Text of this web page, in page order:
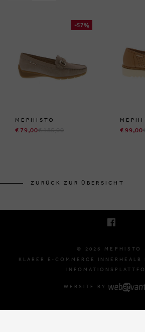
-57%
MEPHISTO
€ 79,00€ 185,00 € 99,00
ZURÜCK ZUR ÜBERSICHT
© 2026 MEPHISTO
KLARER E-COMMERCE
WEBSITE BY